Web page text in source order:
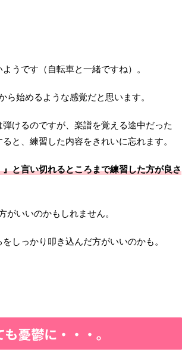
うです（自転車と一緒ですね）。
始めるような感覚だと思います。
けるのですが、楽譜を覚える途中だった
と、練習した内容をきれいに忘れます。
と言い切れるところまで練習した方が良さ
いいのかもしれません。
しっかり叩き込んだ方がいいのかも。
憂鬱に・・・。